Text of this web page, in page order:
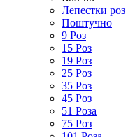
Лепестки роз
Поштучно
9 Роз
15 Роз
19 Роз
25 Роз
35 Роз
45 Роз
51 Роза
75 Роз